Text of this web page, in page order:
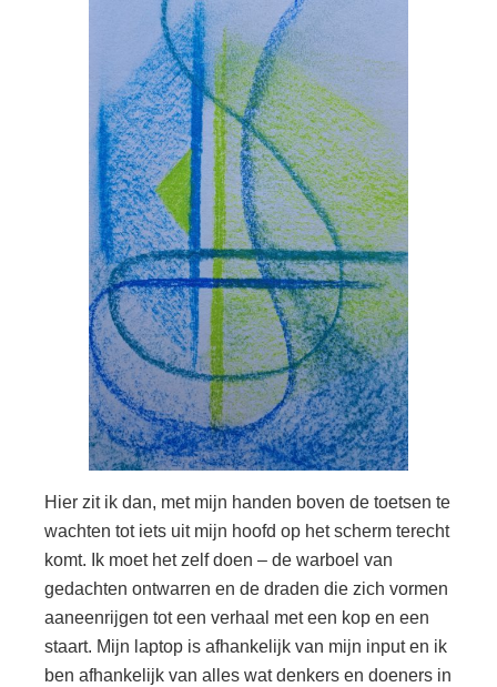
Hier zit ik dan, met mijn handen boven de toetsen te
wachten tot iets uit mijn hoofd op het scherm terecht
komt. Ik moet het zelf doen – de warboel van
gedachten ontwarren en de draden die zich vormen
aaneenrijgen tot een verhaal met een kop en een
staart. Mijn laptop is afhankelijk van mijn input en ik
ben afhankelijk van alles wat denkers en doeners in